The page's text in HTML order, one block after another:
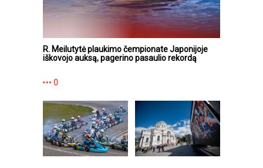
R. Meilutytė plaukimo čempionate Japonijoje
iškovojo auksą, pagerino pasaulio rekordą
0